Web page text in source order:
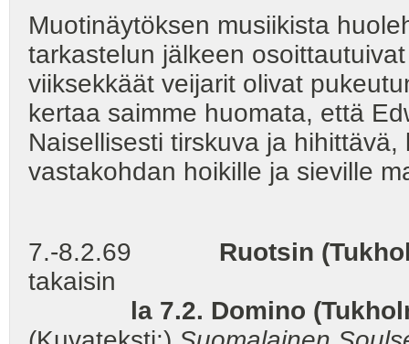
Muotinäytöksen musiikista
tarkastelun jälkeen
viiksekkäät veijarit olivat
kertaa saimme huomata, että
Naisellisesti tirskuva ja
vastakohdan hoikille ja
7.-8.2.69 Ruotsin
takaisin
la 7.2. Domino